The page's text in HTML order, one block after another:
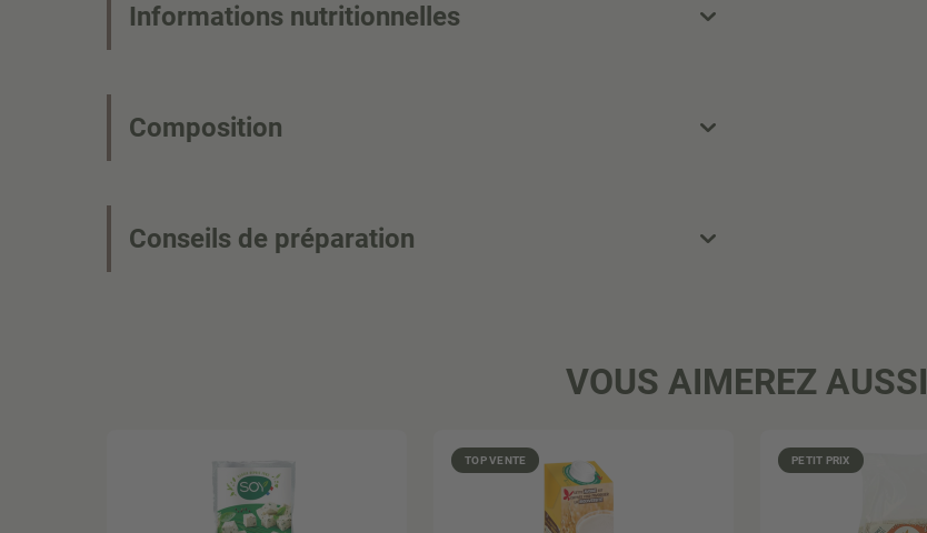
Informations nutritionnelles
Composition
Conseils de préparation
VOUS AIMEREZ AUSSI
TOP VENTE PETIT PRIX